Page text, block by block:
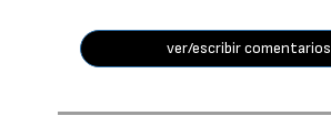
ver/escribir comentarios